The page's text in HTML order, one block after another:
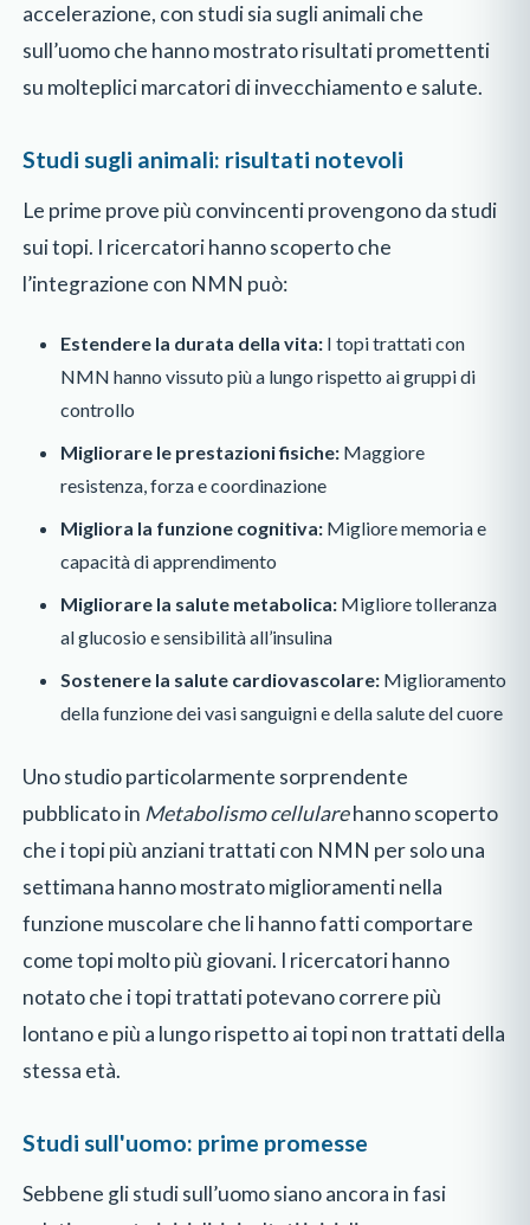
accelerazione, con studi sia sugli animali che
sull’uomo che hanno mostrato risultati promettenti
su molteplici marcatori di invecchiamento e salute.
Studi sugli animali: risultati notevoli
Le prime prove più convincenti provengono da studi
sui topi. I ricercatori hanno scoperto che
l’integrazione con NMN può:
Estendere la durata della vita: I topi trattati con
NMN hanno vissuto più a lungo rispetto ai gruppi di
controllo
Migliorare le prestazioni fisiche: Maggiore
resistenza, forza e coordinazione
Migliora la funzione cognitiva: Migliore memoria e
capacità di apprendimento
Migliorare la salute metabolica: Migliore tolleranza
al glucosio e sensibilità all’insulina
Sostenere la salute cardiovascolare: Miglioramento
della funzione dei vasi sanguigni e della salute del cuore
Uno studio particolarmente sorprendente
pubblicato in Metabolismo cellularehanno scoperto
che i topi più anziani trattati con NMN per solo una
settimana hanno mostrato miglioramenti nella
funzione muscolare che li hanno fatti comportare
come topi molto più giovani. I ricercatori hanno
notato che i topi trattati potevano correre più
lontano e più a lungo rispetto ai topi non trattati della
stessa età.
Studi sull'uomo: prime promesse
Sebbene gli studi sull’uomo siano ancora in fasi